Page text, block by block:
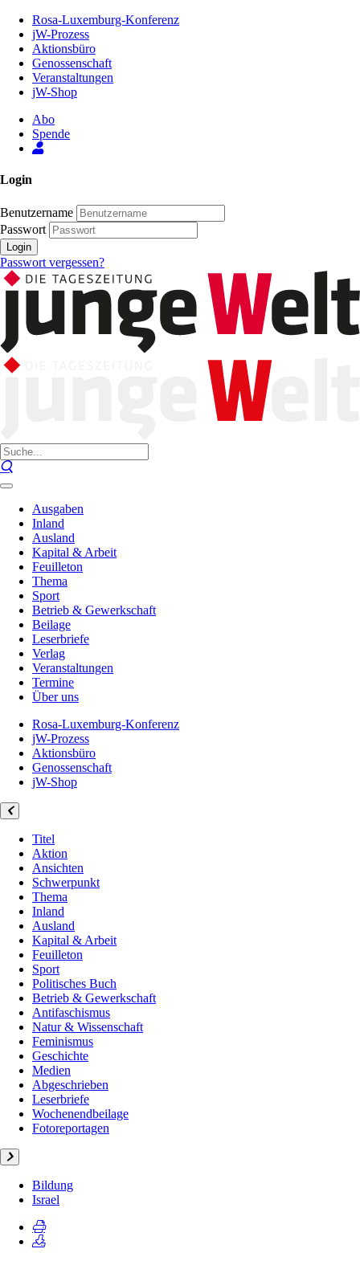
Inhalt
Seite
Rosa-Luxemburg-Konferenz
jW-Prozess
Aktionsbüro
Genossenschaft
Veranstaltungen
jW-Shop
Abo
Spende
Login
Benutzername
Passwort
Login
Passwort vergessen?
Ausgaben
Inland
Ausland
Kapital & Arbeit
Feuilleton
Thema
Sport
Betrieb & Gewerkschaft
Beilage
Leserbriefe
Verlag
Veranstaltungen
Termine
Über uns
Rosa-Luxemburg-Konferenz
jW-Prozess
Aktionsbüro
Genossenschaft
jW-Shop
Titel
Aktion
Ansichten
Schwerpunkt
Thema
Inland
Ausland
Kapital & Arbeit
Feuilleton
Sport
Politisches Buch
Betrieb & Gewerkschaft
Antifaschismus
Natur & Wissenschaft
Feminismus
Geschichte
Medien
Abgeschrieben
Leserbriefe
Wochenendbeilage
Fotoreportagen
Bildung
Israel